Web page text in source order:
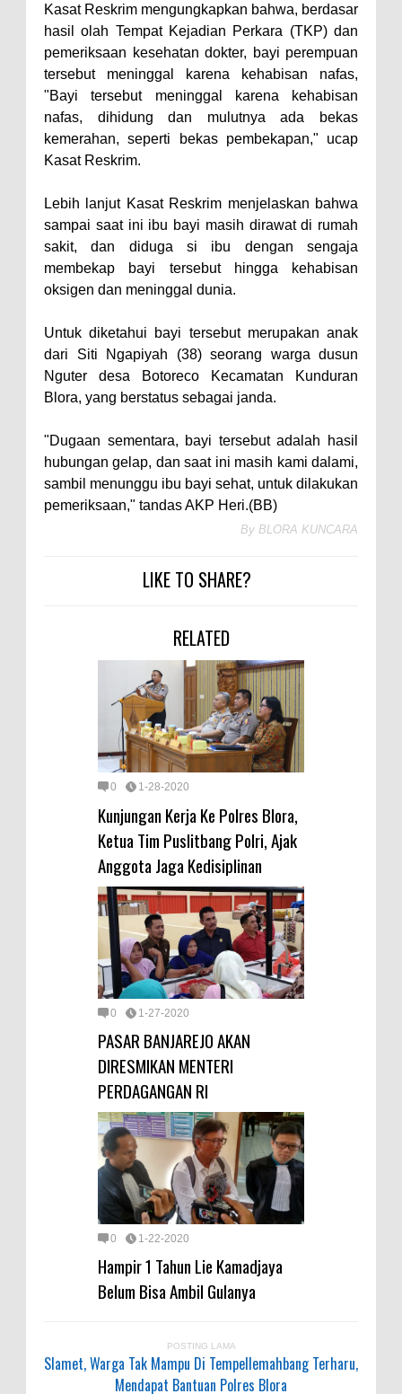
Kasat Reskrim mengungkapkan bahwa, berdasar
hasil olah Tempat Kejadian Perkara (TKP) dan
pemeriksaan kesehatan dokter, bayi perempuan
tersebut meninggal karena kehabisan nafas,
"Bayi tersebut meninggal karena kehabisan
nafas, dihidung dan mulutnya ada bekas
kemerahan, seperti bekas pembekapan," ucap
Kasat Reskrim.
Lebih lanjut Kasat Reskrim menjelaskan bahwa
sampai saat ini ibu bayi masih dirawat di rumah
sakit, dan diduga si ibu dengan sengaja
membekap bayi tersebut hingga kehabisan
oksigen dan meninggal dunia.
Untuk diketahui bayi tersebut merupakan anak
dari Siti Ngapiyah (38) seorang warga dusun
Nguter desa Botoreco Kecamatan Kunduran
Blora, yang berstatus sebagai janda.
"Dugaan sementara, bayi tersebut adalah hasil
hubungan gelap, dan saat ini masih kami dalami,
sambil menunggu ibu bayi sehat, untuk dilakukan
pemeriksaan," tandas AKP Heri.(BB)
By BLORA KUNCARA
LIKE TO SHARE?
RELATED
0 1-28-2020
Kunjungan Kerja Ke Polres Blora,
Ketua Tim Puslitbang Polri, Ajak
Anggota Jaga Kedisiplinan
0 1-27-2020
PASAR BANJAREJO AKAN
DIRESMIKAN MENTERI
PERDAGANGAN RI
0 1-22-2020
Hampir 1 Tahun Lie Kamadjaya
Belum Bisa Ambil Gulanya
POSTING LAMA
Slamet, Warga Tak Mampu Di Tempellemahbang Terharu,
Mendapat Bantuan Polres Blora